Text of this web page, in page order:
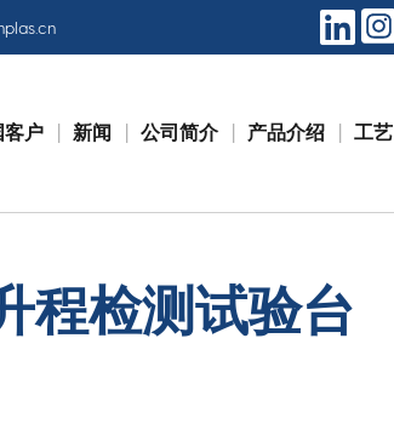
客户 新闻 公司简介 产品介绍 工艺
程检测试验台